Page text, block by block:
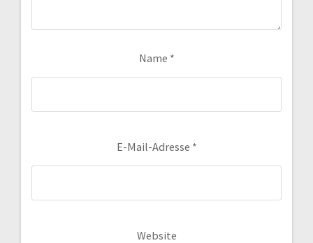
Name *
E-Mail-Adresse *
Website